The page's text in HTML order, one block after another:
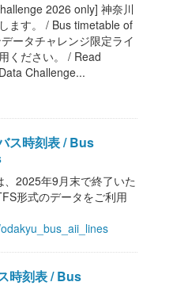
2026 only] 神奈川
ます。 / Bus timetable of
ータチャレンジ限定ライ
ください。 / Read
Challenge...
ス時刻表 / Bus
2025年9月末で終了いた
形式のデータをご利用
時刻表 / Bus